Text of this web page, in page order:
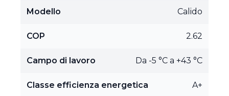
Modello Calido
COP 2.62
Campo di lavoro Da -5 °C a +43 °C
Classe efficienza energetica A+